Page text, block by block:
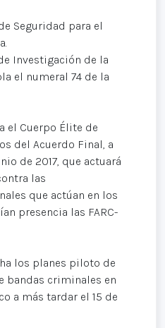
Seguridad para el
Investigación de la
el numeral 74 de la
el Cuerpo Élite de
del Acuerdo Final, a
de 2017, que actuará
las
que actúan en los
presencia las FARC-
los planes piloto de
bandas criminales en
a más tardar el 15 de